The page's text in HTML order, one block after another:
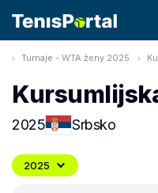
Turnaje - WTA ženy 2025
2025 Srbsko
2025